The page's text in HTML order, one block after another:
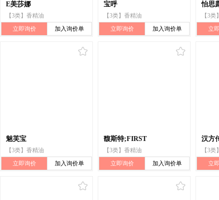
E美莎娜
【3类】香精油
立即询价
加入询价单
宝呼
【3类】香精油
立即询价
加入询价单
怡思
【3
立
魅芙宝
【3类】香精油
立即询价
加入询价单
馥斯特;FIRST
【3类】香精油
立即询价
加入询价单
汉方
【3
立